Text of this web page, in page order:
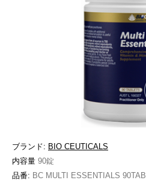
ブランド: BIO CEUTICALS
内容量 90錠
品番: BC MULTI ESSENTIALS 90TAB